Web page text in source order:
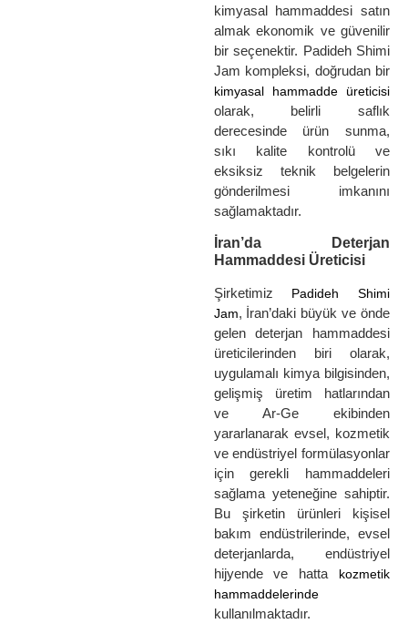
kimyasal hammaddesi satın
almak ekonomik ve güvenilir
bir seçenektir. Padideh Shimi
Jam kompleksi, doğrudan bir
kimyasal hammadde üreticisi
olarak, belirli saflık
derecesinde ürün sunma,
sıkı kalite kontrolü ve
eksiksiz teknik belgelerin
gönderilmesi imkanını
sağlamaktadır.
İran’da Deterjan
Hammaddesi Üreticisi
Şirketimiz Padideh Shimi
Jam, İran’daki büyük ve önde
gelen deterjan hammaddesi
üreticilerinden biri olarak,
uygulamalı kimya bilgisinden,
gelişmiş üretim hatlarından
ve Ar-Ge ekibinden
yararlanarak evsel, kozmetik
ve endüstriyel formülasyonlar
için gerekli hammaddeleri
sağlama yeteneğine sahiptir.
Bu şirketin ürünleri kişisel
bakım endüstrilerinde, evsel
deterjanlarda, endüstriyel
hijyende ve hatta kozmetik
hammaddelerinde
kullanılmaktadır.